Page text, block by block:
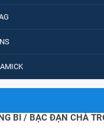
Bi / Bạc Đạn Ốc Bích
BI / BẠC ĐẠN MẮT